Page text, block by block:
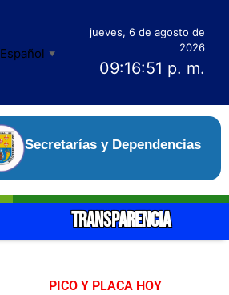
Español ▼
jueves, 6 de agosto de
2026
09:16:52 p. m.
Secretarías y Dependencias
TRANSPARENCIA
PICO Y PLACA HOY